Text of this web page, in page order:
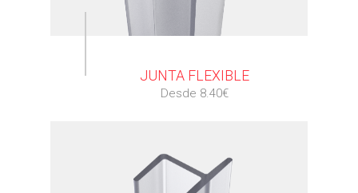
JUNTA FLEXIBLE
Desde 8.40€